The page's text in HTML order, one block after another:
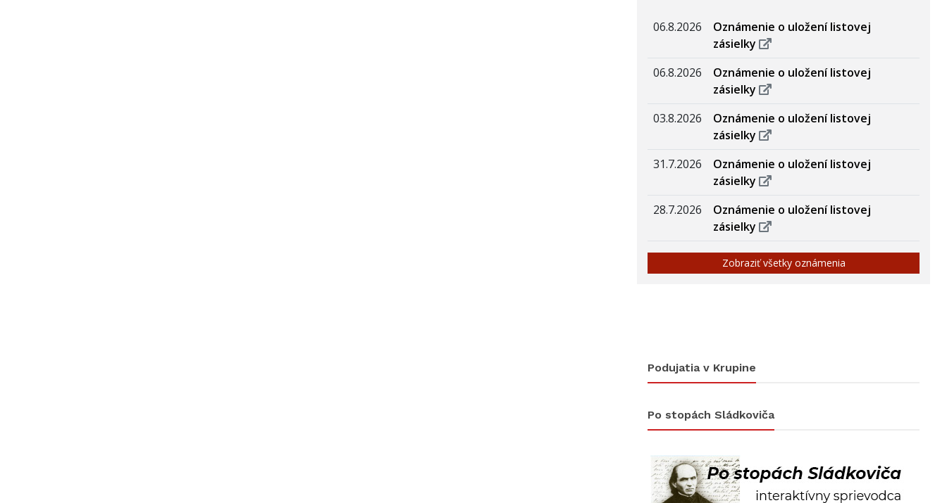
06.8.2026
Oznámenie o uložení listovej
zásielky
06.8.2026
Oznámenie o uložení listovej
zásielky
03.8.2026
Oznámenie o uložení listovej
zásielky
31.7.2026
Oznámenie o uložení listovej
zásielky
28.7.2026
Oznámenie o uložení listovej
zásielky
Zobraziť všetky oznámenia
Podujatia v Krupine
Po stopách Sládkoviča